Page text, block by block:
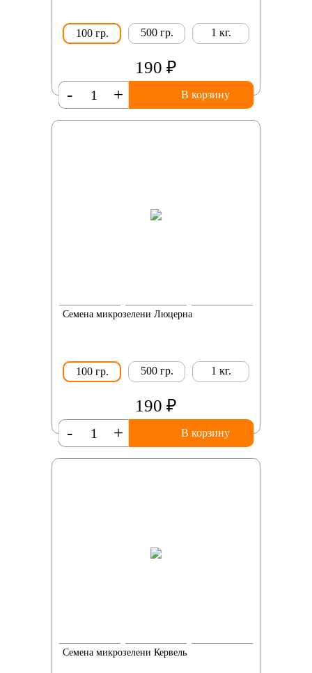
100 гр. 500 гр. 1 кг.
190 ₽
+
- В корзину
Семена микрозелени Люцерна
100 гр. 500 гр. 1 кг.
190 ₽
+
- В корзину
Семена микрозелени Кервель